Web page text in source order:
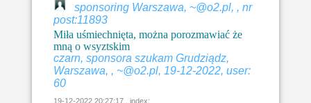
sponsoring Warszawa, ~@o2.pl, , nr
post:11893
Miła uśmiechnięta, można porozmawiać że
mną o wsyztskim
czarn, sponsora szukam Grudziądz,
Warszawa, , ~@o2.pl, 19-12-2022, user:
60
19-12-2022 20:27:17 , index: